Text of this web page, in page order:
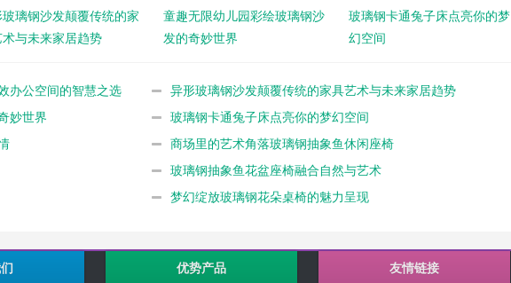
璃钢沙发颠覆传统的家
与未来家居趋势
童趣无限幼儿园彩绘玻璃钢沙
发的奇妙世界
玻璃钢卡通兔子床点亮你的梦
幻空间
办公空间的智慧之选
异形玻璃钢沙发颠覆传统的家具艺术与未来家居趋势
妙世界
玻璃钢卡通兔子床点亮你的梦幻空间
商场里的艺术角落玻璃钢抽象鱼休闲座椅
玻璃钢抽象鱼花盆座椅融合自然与艺术
梦幻绽放玻璃钢花朵桌椅的魅力呈现
优势产品 友情链接